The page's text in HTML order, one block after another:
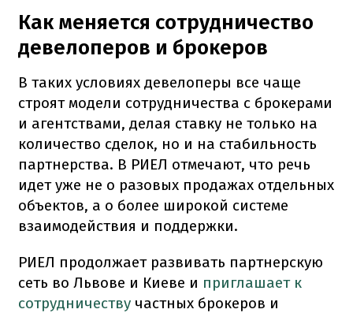
Как меняется сотрудничество
девелоперов и брокеров
В таких условиях девелоперы все чаще
строят модели сотрудничества с брокерами
и агентствами, делая ставку не только на
количество сделок, но и на стабильность
партнерства. В РИЕЛ отмечают, что речь
идет уже не о разовых продажах отдельных
объектов, а о более широкой системе
взаимодействия и поддержки.
РИЕЛ продолжает развивать партнерскую
сеть во Львове и Киеве и приглашает к
сотрудничеству частных брокеров и